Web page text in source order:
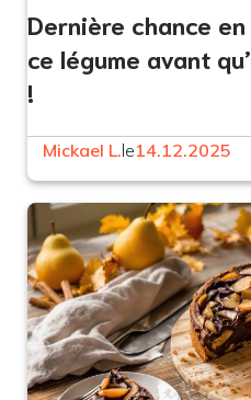
Dernière chance
ce légume avant
!
Mickael L.le14.12.2025